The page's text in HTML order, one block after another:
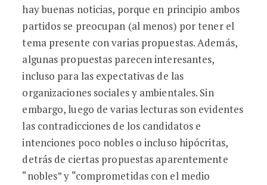
hay buenas noticias, porque en principio ambos
partidos se preocupan (al menos) por tener el
tema presente con varias propuestas. Además,
algunas propuestas parecen interesantes,
incluso para las expectativas de las
organizaciones sociales y ambientales. Sin
embargo, luego de varias lecturas son evidentes
las contradicciones de los candidatos e
intenciones poco nobles o incluso hipócritas,
detrás de ciertas propuestas aparentemente
“nobles” y “comprometidas con el medio